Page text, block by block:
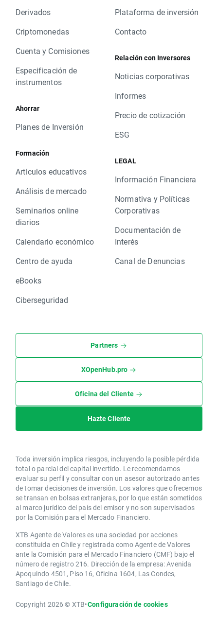
Derivados
Criptomonedas
Cuenta y Comisiones
Especificación de
instrumentos
Ahorrar
Planes de Inversión
Formación
Artículos educativos
Análisis de mercado
Seminarios online
diarios
Calendario económico
Centro de ayuda
eBooks
Ciberseguridad
Plataforma de inversión
Contacto
Relación con Inversores
Noticias corporativas
Informes
Precio de cotización
ESG
LEGAL
Información Financiera
Normativa y Políticas
Corporativas
Documentación de
Interés
Canal de Denuncias
Partners
XOpenHub.pro
Oficina del Cliente
Hazte Cliente
Toda inversión implica riesgos, incluyendo la posible pérdida
total o parcial del capital invertido. Le recomendamos
evaluar su perfil y consultar con un asesor autorizado antes
de tomar decisiones de inversión. Los valores que ofrecemos
se transan en bolsas extranjeras, por lo que están sometidos
al marco jurídico del país del emisor y no son supervisados
por la Comisión para el Mercado Financiero.
XTB Agente de Valores es una sociedad por acciones
constituida en Chile y registrada como Agente de Valores
ante la Comisión para el Mercado Financiero (CMF) bajo el
número de registro 216. Dirección de la empresa: Avenida
Apoquindo 4501, Piso 16, Oficina 1604, Las Condes,
Santiago de Chile.
Copyright 2026 © XTB•Configuración de cookies